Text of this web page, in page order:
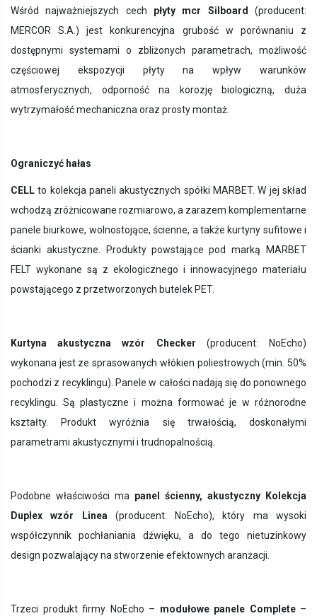
Wśród najważniejszych cech płyty mcr Silboard
(producent:
MERCOR S.A.) jest
konkurencyjna grubość w porównaniu z
dostępnymi systemami o zbliżonych parametrach, możliwość
częściowej ekspozycji płyty na wpływ warunków
atmosferycznych, odporność na korozję biologiczną, duża
wytrzymałość mechaniczna oraz prosty montaż.
Ograniczyć hałas
CELL to kolekcja paneli akustycznych spółki MARBET. W jej skład
wchodzą zróżnicowane rozmiarowo, a zarazem komplementarne
panele biurkowe, wolnostojące, ścienne, a także kurtyny sufitowe i
ścianki akustyczne. Produkty powstające pod marką MARBET
FELT wykonane są z ekologicznego i innowacyjnego materiału
powstającego z przetworzonych butelek PET.
Kurtyna akustyczna wzór Checker (producent: NoEcho)
wykonana jest ze sprasowanych włókien poliestrowych (min. 50%
pochodzi z recyklingu). Panele w całości nadają się do ponownego
recyklingu. Są plastyczne i można formować je w różnorodne
kształty. Produkt wyróżnia się trwałością, doskonałymi
parametrami akustycznymi i trudnopalnością.
Podobne właściwości ma panel ścienny, akustyczny Kolekcja
Duplex
wzór Linea (producent: NoEcho),
który ma wysoki
współczynnik pochłaniania dźwięku, a do tego nietuzinkowy
design pozwalający na stworzenie efektownych aranżacji.
Trzeci produkt firmy NoEcho – modułowe panele Complete–